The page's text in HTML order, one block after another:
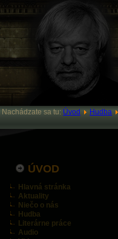
Nachádzate sa tu: Úvod Hudba
ÚVOD
Hlavná stránka
Aktuality
Niečo o nás
Hudba
Literárne práce
Audio